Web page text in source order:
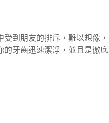
到朋友的排斥，難以想像，
的牙齒迅速潔淨，並且是徹底